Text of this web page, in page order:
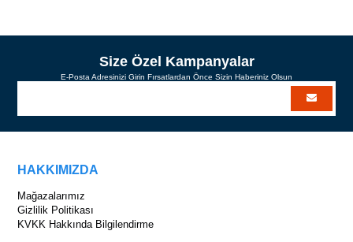
Size Özel Kampanyalar
E-Posta Adresinizi Girin Fırsatlardan Önce Sizin Haberiniz Olsun
HAKKIMIZDA
Mağazalarımız
Gizlilik Politikası
KVKK Hakkında Bilgilendirme